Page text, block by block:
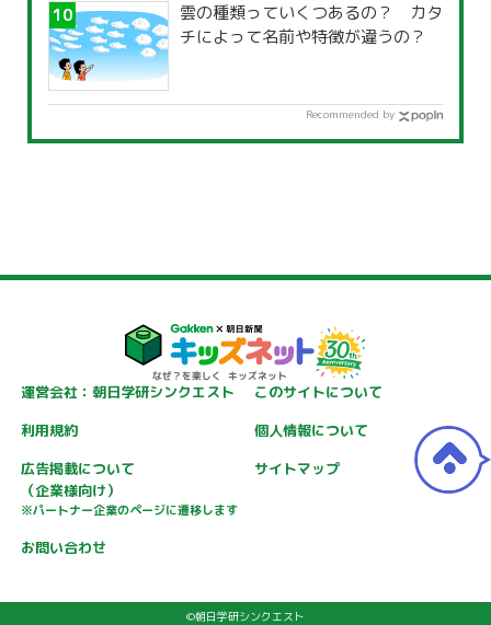
雲の種類っていくつあるの？ カタ
チによって名前や特徴が違うの？
Recommended by
運営会社：朝日学研シンクエスト
このサイトについて
利用規約
個人情報について
広告掲載について
（企業様向け）
※パートナー企業のページに遷移します
サイトマップ
お問い合わせ
©朝日学研シンクエスト